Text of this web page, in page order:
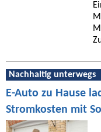
Nachhaltig unterwegs
E-Auto zu Hause
Stromkosten mit